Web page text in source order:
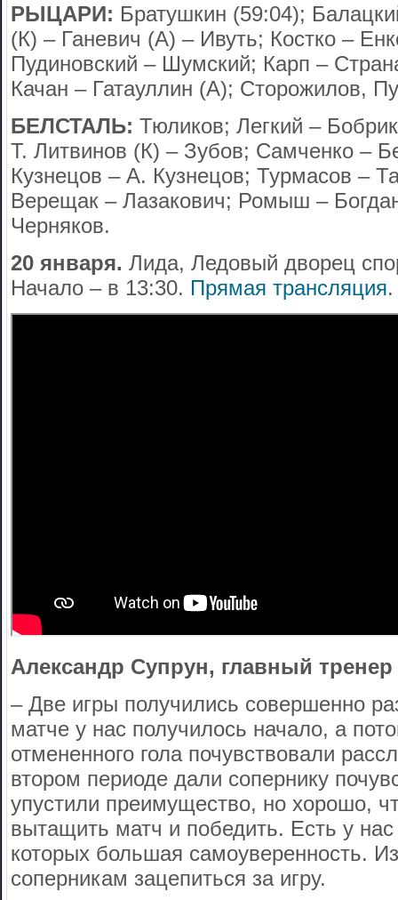
РЫЦАРИ: Братушкин (59:04);
(К) – Ганевич (А) – Ивуть; Костко –
Пудиновский – Шумский; Карп –
Качан – Гатауллин (А); Сторожилов,
БЕЛСТАЛЬ: Тюликов; Легкий –
Т. Литвинов (К) – Зубов; Самченко –
Кузнецов – А. Кузнецов; Турмасов –
Верещак – Лазакович; Ромыш –
Черняков.
20 января. Лида, Ледовый дворец
Начало – в 13:30. Прямая трансляция.
Александр Супрун, главный тренер
– Две игры получились совершенно
матче у нас получилось начало, а
отмененного гола почувствовали
втором периоде дали сопернику
упустили преимущество, но хорошо,
вытащить матч и победить. Есть у нас
которых большая самоуверенность.
соперникам зацепиться за игру.